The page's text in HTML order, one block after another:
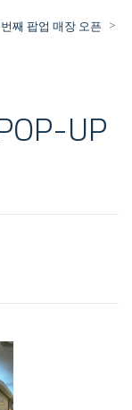
째 팝업 매장 오픈 >
UP